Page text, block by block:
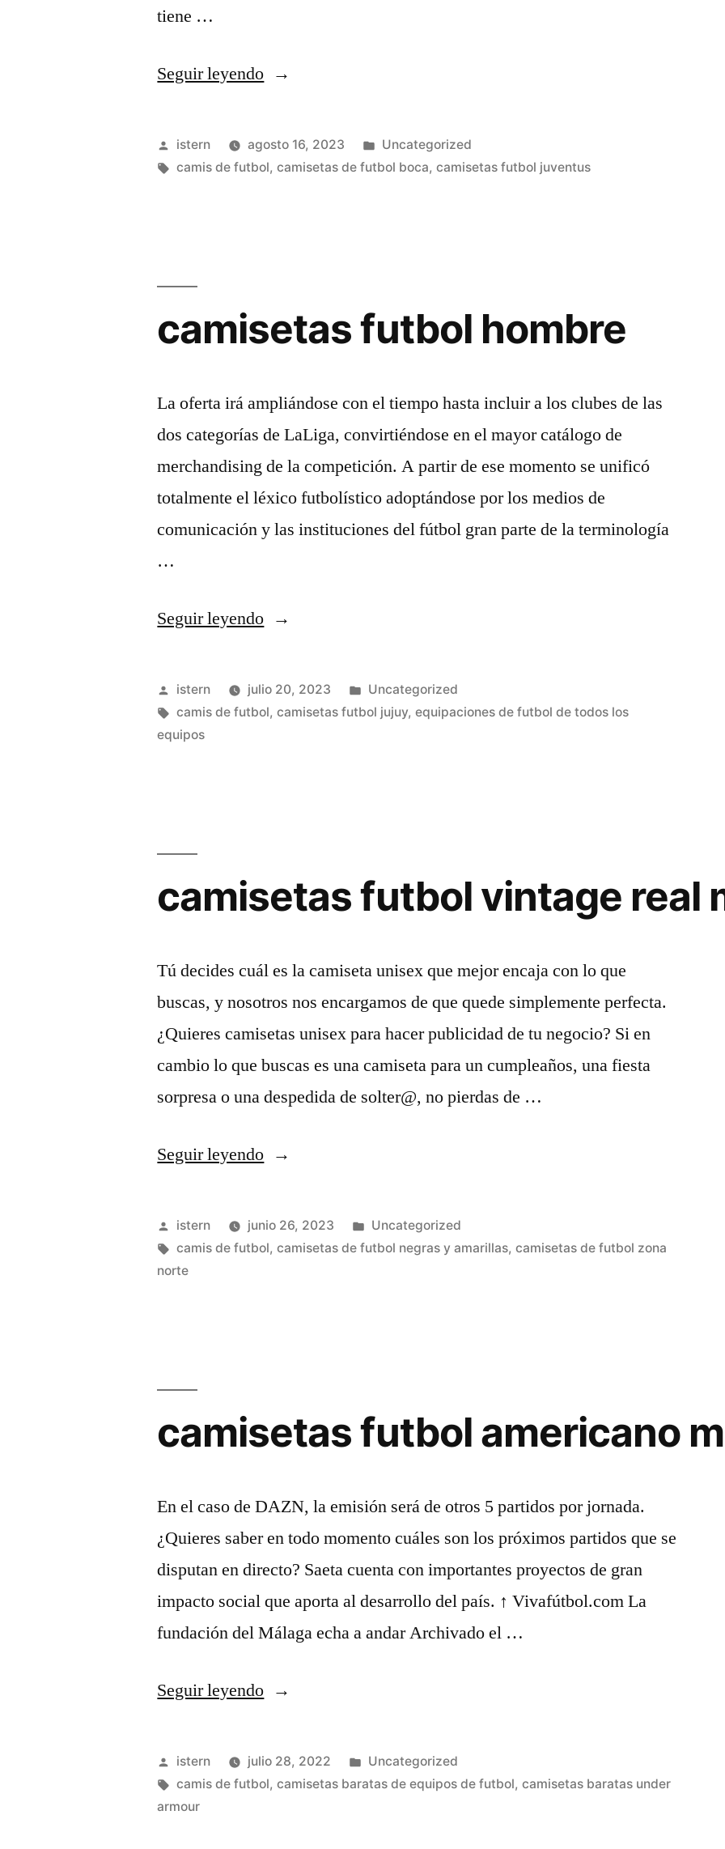
tiene …
Seguir leyendo«camisetas
Publicado
por
istern agosto 16, 2023
Publicado
en
Uncategorized
Etiquetas:
camis de futbol,camisetas de futbol boca,camisetas futbol juventus
camisetas futbol hombre
La oferta irá ampliándose con el tiempo hasta incluir a los clubes de las
dos categorías de LaLiga, convirtiéndose en el mayor catálogo de
merchandising de la competición. A partir de ese momento se unificó
totalmente el léxico futbolístico adoptándose por los medios de
comunicación y las instituciones del fútbol gran parte de la terminología
…
Seguir leyendo«camisetas
hombre»
Publicado
por
istern julio 20, 2023
Publicado
en
Uncategorized
Etiquetas:
camis de futbol,camisetas futbol jujuy,equipaciones de futbol de todos los
equipos
camisetas futbol vintage real
Tú decides cuál es la camiseta unisex que mejor encaja con lo que
buscas, y nosotros nos encargamos de que quede simplemente perfecta.
¿Quieres camisetas unisex para hacer publicidad de tu negocio? Si en
cambio lo que buscas es una camiseta para un cumpleaños, una fiesta
sorpresa o una despedida de solter@, no pierdas de …
Seguir leyendo«camisetas
vintage
real
Publicado
por
istern junio 26, 2023
Publicado
en
Uncategorized
Etiquetas:
camis de futbol,camisetas de futbol negras y amarillas,camisetas de futbol zona
norte
camisetas futbol americano
En el caso de DAZN, la emisión será de otros 5 partidos por jornada.
¿Quieres saber en todo momento cuáles son los próximos partidos que se
disputan en directo? Saeta cuenta con importantes proyectos de gran
impacto social que aporta al desarrollo del país. ↑ Vivafútbol.com La
fundación del Málaga echa a andar Archivado el …
Seguir leyendo«camisetas
americano
madrid»
Publicado
por
istern julio 28, 2022
Publicado
en
Uncategorized
Etiquetas:
camis de futbol,camisetas baratas de equipos de futbol,camisetas baratas under
armour